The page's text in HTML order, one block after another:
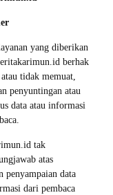
yang diberikan
berhak
tidak memuat,
penyuntingan atau
data atau informasi
tak
atas
penyampaian data
dari pembaca